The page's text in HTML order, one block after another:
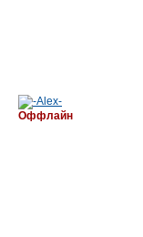
Оффлайн